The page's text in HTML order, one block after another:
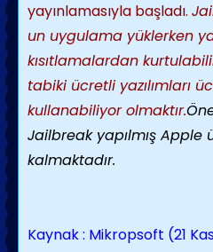
yayınlamasıyla başladı.
un uygulama yüklerken
kısıtlamalardan
tabiki ücretli yazılımları
kullanabiliyor olmaktır.
Jailbreak yapılmış Apple
kalmaktadır.
Kaynak : Mikropsoft (21